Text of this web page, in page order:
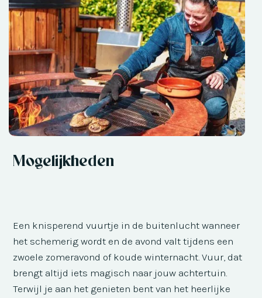
Mogelijkheden
Een knisperend vuurtje in de buitenlucht wanneer
het schemerig wordt en de avond valt tijdens een
zwoele zomeravond of koude winternacht. Vuur, dat
brengt altijd iets magisch naar jouw achtertuin.
Terwijl je aan het genieten bent van het heerlijke